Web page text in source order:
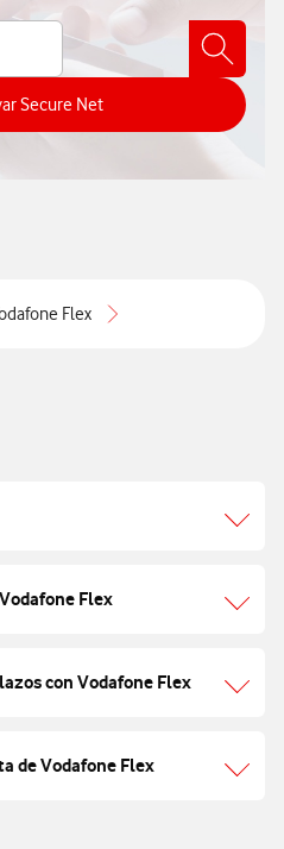
Secure Net
Como activar Secure Net
Flex
Flex
con Vodafone Flex
de Vodafone Flex